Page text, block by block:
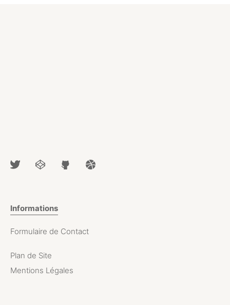
Informations
Formulaire de Contact
Plan de Site
Mentions Légales